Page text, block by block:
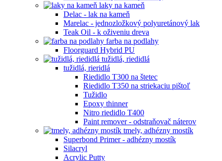
laky na kameň
Delac - lak na kameň
Marelac - jednozložkový polyuretánový lak
Teak Oil - k oživeniu dreva
farba na podlahy
Floorguard Hybrid PU
tužidlá, riedidlá
tužidlá, rieridlá
Riedidlo T300 na štetec
Riedidlo T350 na striekaciu pištoľ
Tužidlo
Epoxy thinner
Nitro riedidlo T400
Paint remover - odstraňovač náterov
tmely, adhézny mostík
Superbond Primer - adhézny mostík
Silacryl
Acrylic Putty